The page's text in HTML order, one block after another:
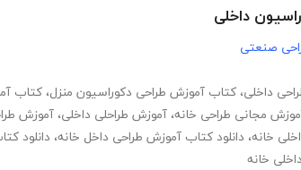
داخلی
صنعتی
داخلی، کتاب آموزش طراحی دکوراسیون منزل، کتاب
مجانی طراحی خانه، آموزش طراحلی داخلی، آموزش
خانه، دانلود کتاب آموزش طراحی داخل خانه، دانلود
خانه